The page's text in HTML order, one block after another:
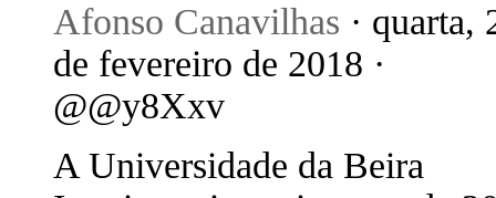
Afonso Canavilhas · quarta,
de fevereiro de 2018 ·
@@y8Xxv
A Universidade da Beira